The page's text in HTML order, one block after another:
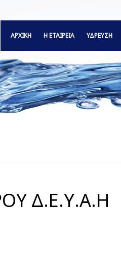
ΑΡΧΙΚΗ Η ΕΤΑΙΡΕΙΑ ΥΔΡΕΥΣΗ
Δ.Ε.Υ.Α.Η